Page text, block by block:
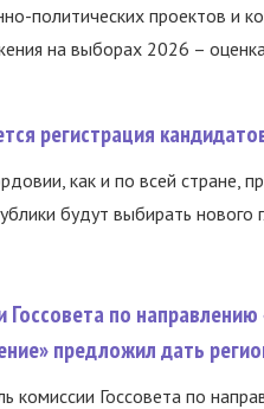
политических проектов и
на выборах 2026 –
регистрация
как и по всей стране,
будут выбирать
по направлению
предложил дать
комиссии Госсовета по